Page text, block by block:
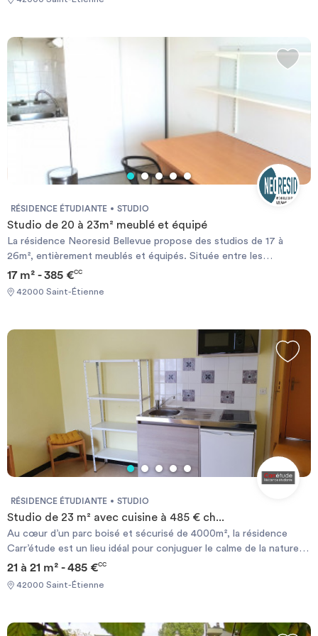
comme l’ENISE (école d’ingénieurs), la Faculté Jean Monnet,
RÉSIDENCE ÉTUDIANTE STUDIO
Studio de 20 à 23m² meublé et équipé
La résidence Neoresid Bellevue propose des studios de 17 à
26m², entièrement meublés et équipés. Située entre les
transports, le centre commercial et la gare, la résidence Neoresid
Bellevue se trouve également proche de nombreuses écoles
comme l’ENISE (école d’ingénieurs), la Faculté Jean Monnet,
17 m² - 385 €CC
42000 Saint-Étienne
RÉSIDENCE ÉTUDIANTE STUDIO
Studio de 23 m² avec cuisine à 485 € ch...
Au cœur d’un parc boisé et sécurisé de 4000m², la résidence
Carr’étude est un lieu idéal pour conjuguer le calme de la nature
et le centre-ville de Saint-Etienne. Que vous soyez en stage, en
apprentissage ou en année d’étude supérieure ces résidences
sont idéales. A la fois confortables et modernes, la résidence
totalement adaptés à vos besoins. Pas de perte de temps dans
21 à 21 m² - 485 €CC
42000 Saint-Étienne